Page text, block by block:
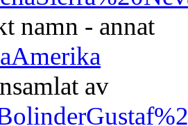
Geografiskt namn - annat
Amerika
av